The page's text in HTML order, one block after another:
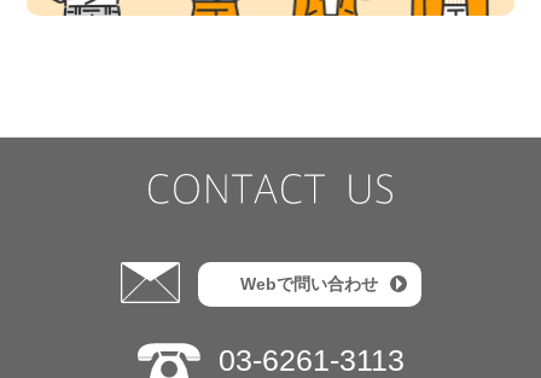
Webで問い合わせ
03-6261-3113